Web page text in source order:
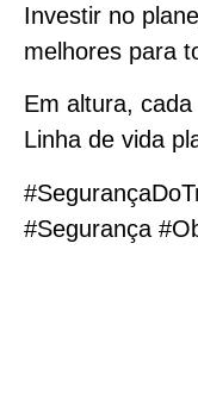
Investir no
melhores para
Em altura,
Linha de vida
#Segurança